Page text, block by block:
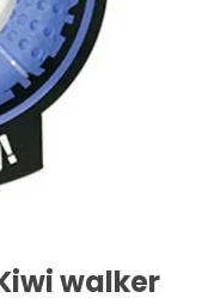
walker